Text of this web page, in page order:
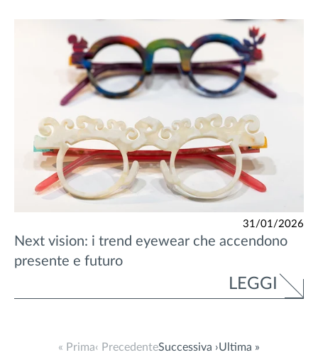
31/01/2026
Next vision: i trend eyewear che accendono
presente e futuro
LEGGI
« Prima‹ PrecedenteSuccessiva ›Ultima »